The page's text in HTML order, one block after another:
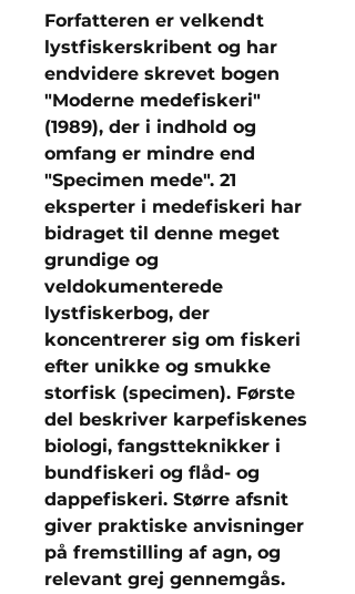
Forfatteren er velkendt
lystfiskerskribent og har
endvidere skrevet bogen
"Moderne medefiskeri"
(1989), der i indhold og
omfang er mindre end
"Specimen mede". 21
eksperter i medefiskeri har
bidraget til denne meget
grundige og
veldokumenterede
lystfiskerbog, der
koncentrerer sig om fiskeri
efter unikke og smukke
storfisk (specimen). Første
del beskriver karpefiskenes
biologi, fangstteknikker i
bundfiskeri og flåd- og
dappefiskeri. Større afsnit
giver praktiske anvisninger
på fremstilling af agn, og
relevant grej gennemgås.